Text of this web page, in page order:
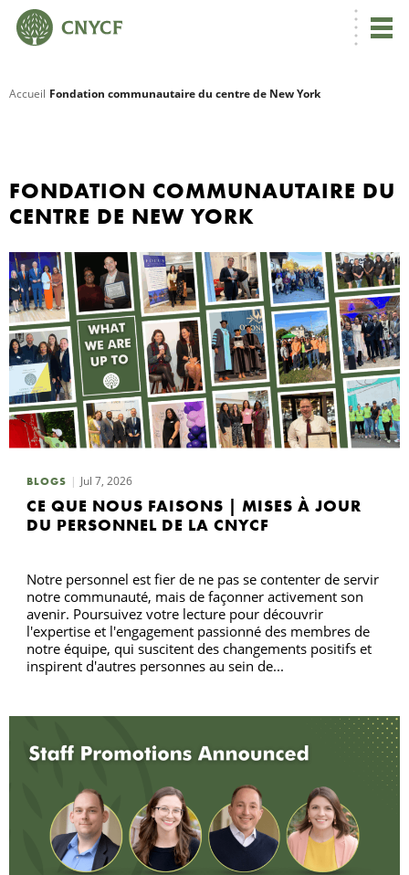
Accueil Fondation communautaire du centre de New York
FONDATION COMMUNAUTAIRE DU
CENTRE DE NEW YORK
BLOGS Jul 7, 2026
CE QUE NOUS FAISONS | MISES À JOUR
DU PERSONNEL DE LA CNYCF
Notre personnel est fier de ne pas se contenter de servir
notre communauté, mais de façonner activement son
avenir. Poursuivez votre lecture pour découvrir
l'expertise et l'engagement passionné des membres de
notre équipe, qui suscitent des changements positifs et
inspirent d'autres personnes au sein de...